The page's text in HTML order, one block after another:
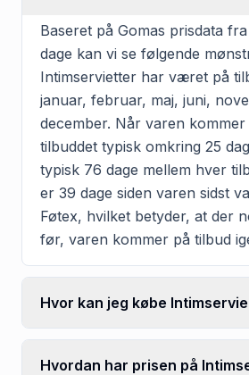
Baseret på Gomas prisdata
dage kan vi se følgende
Intimservietter har været på
januar, februar, maj, juni,
december. Når varen
tilbuddet typisk omkring 25
typisk 76 dage mellem hver
er 39 dage siden varen sidst
Føtex, hvilket betyder, at der
før, varen kommer på tilbud
Hvor kan jeg købe
Hvordan har prisen på